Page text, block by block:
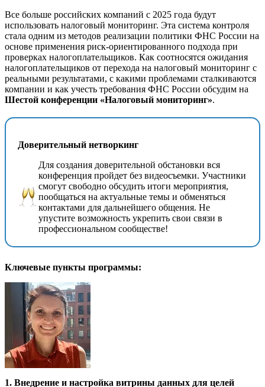
Все больше российских компаний с 2025 года будут
использовать налоговый мониторинг. Эта система контроля
стала одним из методов реализации политики ФНС России на
основе применения риск-ориентированного подхода при
проверках налогоплательщиков. Как соотносятся ожидания
налогоплательщиков от перехода на налоговый мониторинг с
реальными результатами, с какими проблемами сталкиваются
компании и как учесть требования ФНС России обсудим на
Шестой конференции «Налоговый мониторинг».
Доверительный нетворкинг
Для создания доверительной обстановки вся
конференция пройдет без видеосъемки. Участники
смогут свободно обсудить итоги мероприятия,
пообщаться на актуальные темы и обменяться
контактами для дальнейшего общения. Не
упустите возможность укрепить свои связи в
профессиональном сообществе!
Ключевые пункты программы:
1. Внедрение и настройка витрины данных для целей